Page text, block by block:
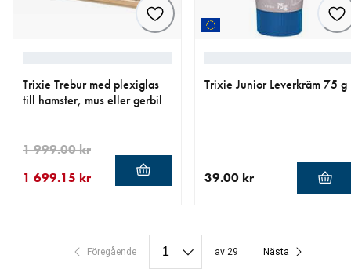
Trixie Trebur med plexiglas
till hamster, mus eller gerbil
1 699.15 kr
1 999.00 kr
Trixie Junior Leverkräm 75 g
39.00 kr
Föregående av 29 Nästa